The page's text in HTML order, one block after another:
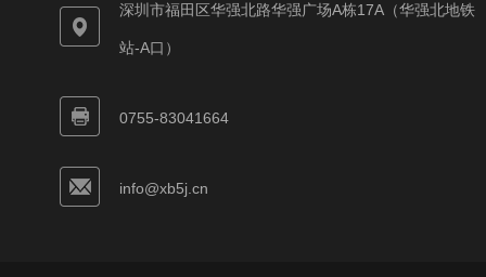
深圳市福田区华强北路华强广场A栋17A（华强北地铁
站-A口）
0755-83041664
info@xb5j.cn